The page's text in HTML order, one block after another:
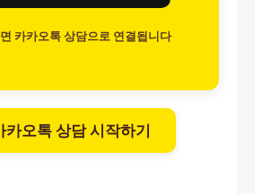
카카오톡 상담으로 연결됩니다
카오톡 상담 시작하기